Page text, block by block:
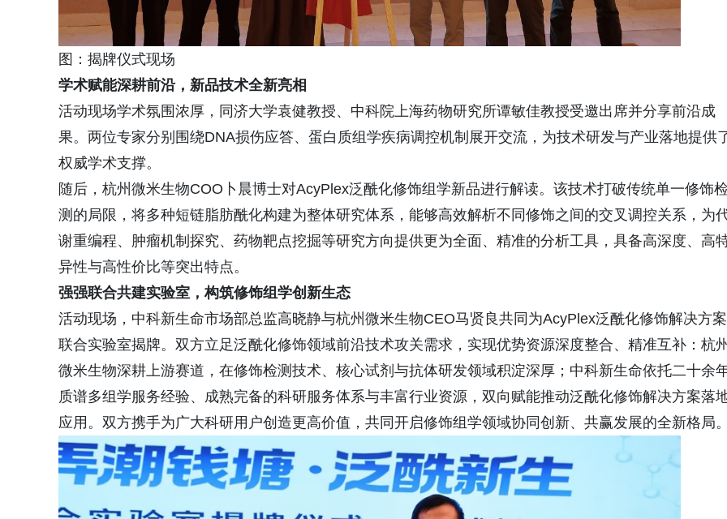
图：揭牌仪式现场
学术赋能深耕前沿，新品技术全新亮相
活动现场学术氛围浓厚，同济大学袁健教授、中科院上海药物研究所谭敏佳教授受邀出席并分享前沿成
果。两位专家分别围绕DNA损伤应答、蛋白质组学疾病调控机制展开交流，为技术研发与产业落地提供
权威学术支撑。
随后，杭州微米生物COO卜晨博士对AcyPlex泛酰化修饰组学新品进行解读。该技术打破传统单一修饰
测的局限，将多种短链脂肪酰化构建为整体研究体系，能够高效解析不同修饰之间的交叉调控关系，为
谢重编程、肿瘤机制探究、药物靶点挖掘等研究方向提供更为全面、精准的分析工具，具备高深度、高
异性与高性价比等突出特点。
强强联合共建实验室，构筑修饰组学创新生态
活动现场，中科新生命市场部总监高晓静与杭州微米生物CEO马贤良共同为AcyPlex泛酰化修饰解决方案
联合实验室揭牌。双方立足泛酰化修饰领域前沿技术攻关需求，实现优势资源深度整合、精准互补：杭
微米生物深耕上游赛道，在修饰检测技术、核心试剂与抗体研发领域积淀深厚；中科新生命依托二十余
质谱多组学服务经验、成熟完备的科研服务体系与丰富行业资源，双向赋能推动泛酰化修饰解决方案落
应用。双方携手为广大科研用户创造更高价值，共同开启修饰组学领域协同创新、共赢发展的全新格局